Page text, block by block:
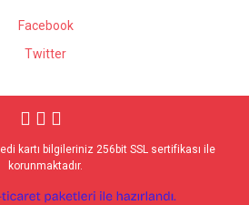
Facebook
Twitter
kartı bilgileriniz 256bit SSL sertifikası ile
korunmaktadır.
e-